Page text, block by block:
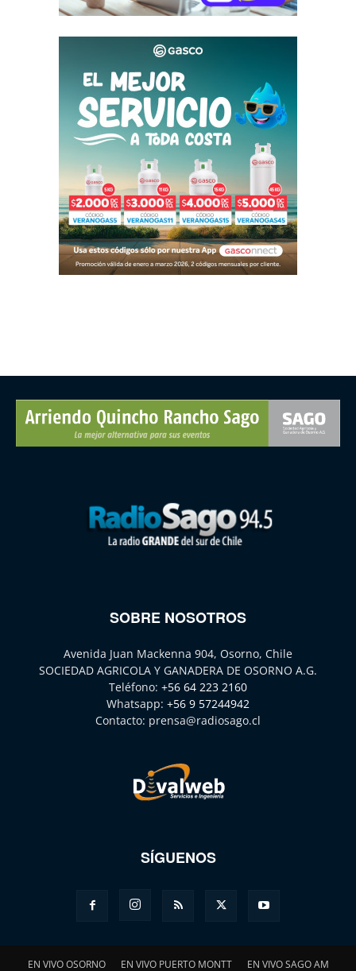
SOBRE NOSOTROS
Avenida Juan Mackenna 904, Osorno, Chile
SOCIEDAD AGRICOLA Y GANADERA DE OSORNO A.G.
Teléfono: +56 64 223 2160
Whatsapp: +56 9 57244942
Contacto: prensa@radiosago.cl
SÍGUENOS
EN VIVO OSORNO EN VIVO PUERTO MONTT EN VIVO SAGO AM